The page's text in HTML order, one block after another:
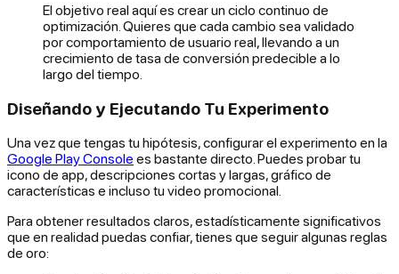
El objetivo real aquí es crear un ciclo continuo de
optimización. Quieres que cada cambio sea validado
por comportamiento de usuario real, llevando a un
crecimiento de tasa de conversión predecible a lo
largo del tiempo.
Diseñando y Ejecutando Tu Experimento
Una vez que tengas tu hipótesis, configurar el experimento en la
Google Play Console es bastante directo. Puedes probar tu
icono de app, descripciones cortas y largas, gráfico de
características e incluso tu video promocional.
Para obtener resultados claros, estadísticamente significativos
que en realidad puedas confiar, tienes que seguir algunas reglas
de oro: